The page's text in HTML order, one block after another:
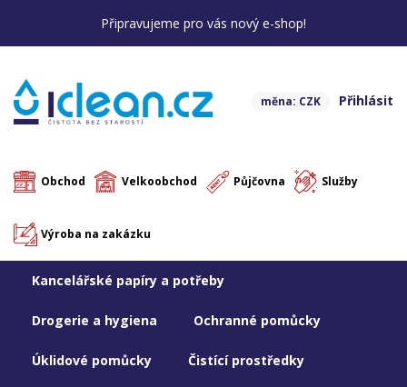
Připravujeme pro vás nový e-shop!
Přihlásit
měna: CZK
Obchod Velkoobchod Půjčovna Služby
Výroba na zakázku
Kancelářské papíry a potřeby
Drogerie a hygiena Ochranné pomůcky
Úklidové pomůcky Čistící prostředky